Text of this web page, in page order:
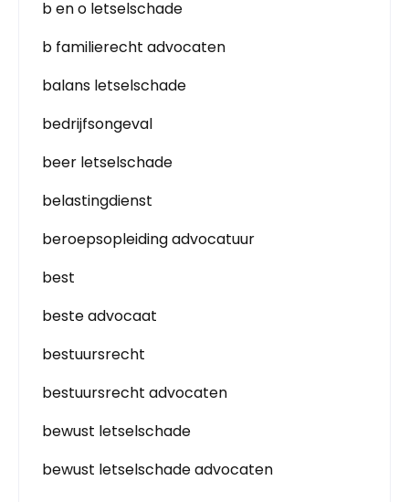
b en o letselschade
b familierecht advocaten
balans letselschade
bedrijfsongeval
beer letselschade
belastingdienst
beroepsopleiding advocatuur
best
beste advocaat
bestuursrecht
bestuursrecht advocaten
bewust letselschade
bewust letselschade advocaten